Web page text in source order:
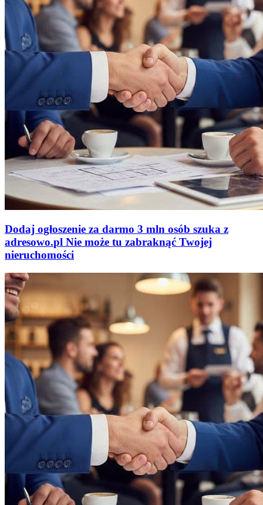
Dodaj ogłoszenie za darmo 3 mln osób szuka z
adresowo.pl Nie może tu zabraknąć Twojej
nieruchomości